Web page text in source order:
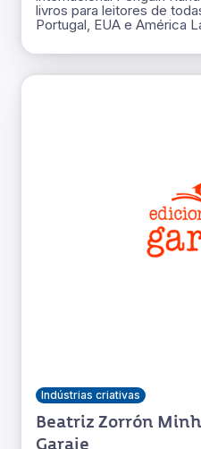
livros para leitores de
Portugal, EUA e América
Indústrias criativas
Beatriz Zorrón
Garaje